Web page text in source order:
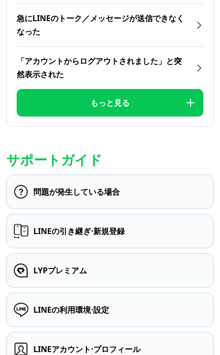
急にLINEのトーク／メッセージが送信できなく
なった
「アカウントからログアウトされました」と突
然表示された
もっと見る
サポートガイド
問題が発生している場合
LINEの引き継ぎ⋅新規登録
LYPプレミアム
LINEの利用環境⋅設定
LINEアカウント⋅プロフィール